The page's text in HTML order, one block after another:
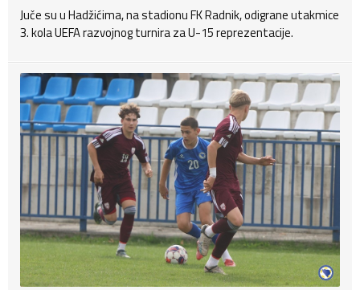
Juče su u Hadžićima, na stadionu FK Radnik, odigrane utakmice
3. kola UEFA razvojnog turnira za U-15 reprezentacije.